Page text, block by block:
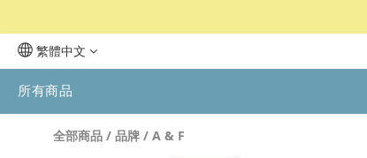
繁體中文
所有商品
全部商品 / 品牌 / A & F